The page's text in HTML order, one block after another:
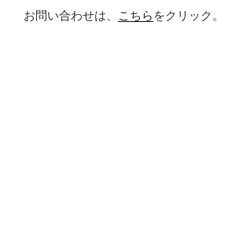
お問い合わせは、 こちら をクリック。